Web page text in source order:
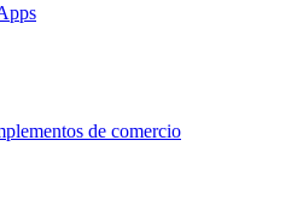
de comercio